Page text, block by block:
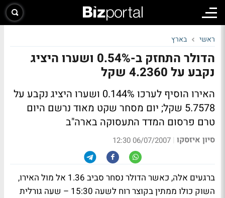
ראשי בארץ
הדולר התחזק ב-0.54% ושערו היציג
נקבע על 4.2360 שקל
האירו הוסיף לערכו 0.144% ושערו היציג נקבע על
5.7578 שקל; יום מסחר שקט מאוד נרשם היום
טרם פרסום המדד התעסוקה בארה"ב
סיון איזסקו |
06/07/2007 12:30
ברגעים אלה, כאשר הדולר נסחר סביב 1.36 אל מול האירו,
השוק כולו ממתין בקוצר רוח לשעה 15:30 – שעה גורלית